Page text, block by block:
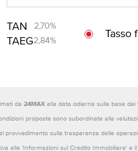
TAN 2,70%
TAEG2,84%
Tasso
da 24MAXalla data odierna sulla base dei
proposte sono subordinate alla
provvedimento sulla trasparenza delle
alle 'Informazioni sul Credito Immobiliare'